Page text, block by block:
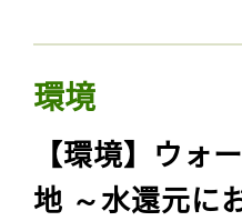
環境
【環境】ウォ
地 ～水還元に